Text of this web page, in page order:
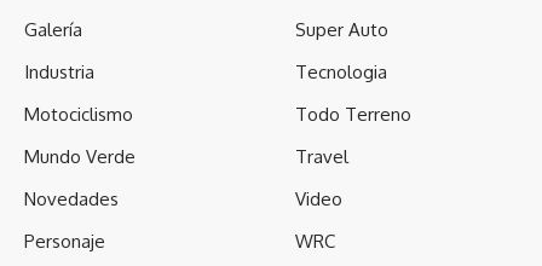
Love Happy
Galería
Industria
Motociclismo
Mundo Verde
Novedades
Personaje
Super Auto
Tecnologia
Todo Terreno
Travel
Video
WRC